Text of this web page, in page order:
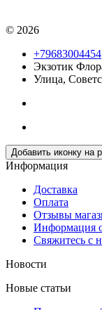
© 2026
+79683004454
Экзотик
Улица,
Добавить иконку на
Информация
Доставка
Оплата
Отзывы
Информация
Свяжитесь с
Новости
Новые статьи